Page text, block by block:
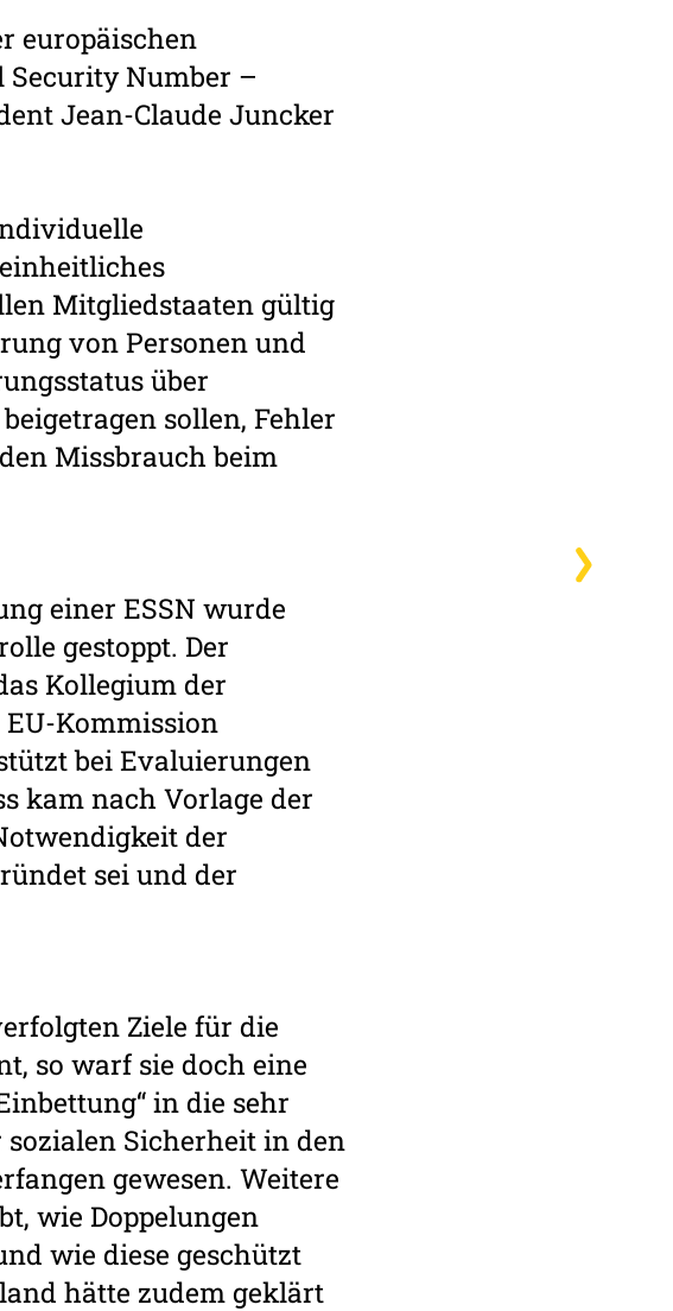
europäischen
Security Number –
Jean-Claude Juncker
Mitgliedstaaten gültig
von Personen und
über
sollen, Fehler
Missbrauch beim
einer ESSN wurde
gestoppt. Der
Kollegium der
Kommission
bei Evaluierungen
kam nach Vorlage der
der
sei und der
Ziele für die
so warf sie doch eine
in die sehr
Sicherheit in den
gewesen. Weitere
wie Doppelungen
wie diese geschützt
hätte zudem geklärt